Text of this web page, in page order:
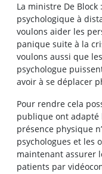
La ministre De Block
psychologique à
voulons aider les
panique suite à la
voulons aussi que
psychologue
avoir à se déplacer
Pour rendre cela
publique ont adapté
présence physique
psychologues et les
maintenant assurer
patients par